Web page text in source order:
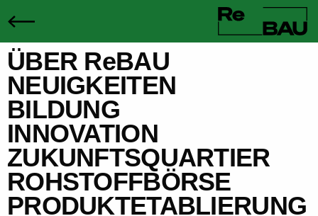
ÜBER ReBAU
NEUIGKEITEN
BILDUNG
INNOVATION
ZUKUNFTSQUARTIER
ROHSTOFFBÖRSE
PRODUKTETABLIERUNG